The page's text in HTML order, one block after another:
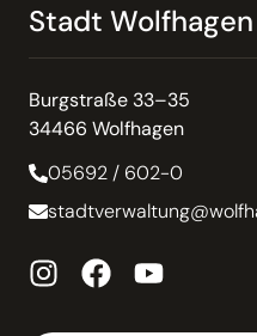
Stadt Wolfhagen
Burgstraße 33–35
34466 Wolfhagen
05692 / 602-0